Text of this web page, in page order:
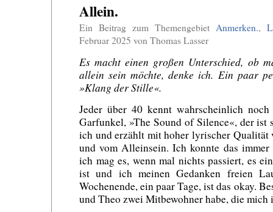
Allein.
Ein Beitrag zum Themengebiet Anmerken.,
Februar 2025 von Thomas Lasser
Es macht einen großen Unterschied, ob
allein sein möchte, denke ich. Ein paar
»Klang der Stille«.
Jeder über 40 kennt wahrscheinlich
Garfunkel, »The Sound of Silence«, der ist
ich und erzählt mit hoher lyrischer
und vom Alleinsein. Ich konnte das
ich mag es, wenn mal nichts passiert, es
ist und ich meinen Gedanken freien
Wochenende, ein paar Tage, ist das okay.
und Theo zwei Mitbewohner habe, die mich